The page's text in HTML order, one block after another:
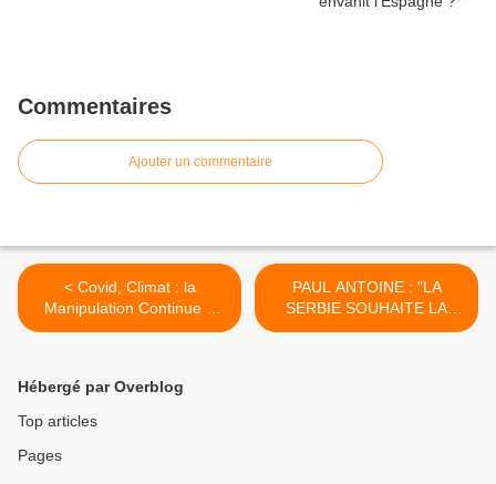
Commentaires
Ajouter un commentaire
< Covid, Climat : la
Manipulation Continue ?
Interview sans filtre avec
PAUL ANTOINE : "LA
SERBIE SOUHAITE LA
PAIX DANS LES BALKANS"
Hébergé par Overblog
Top articles
Pages